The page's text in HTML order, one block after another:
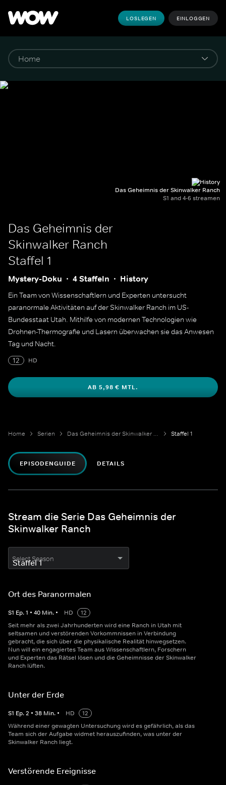
LOSLEGEN EINLOGGEN
Das Geheimnis der Skinwalker Ranch
S1 and 4-6 streamen
Das Geheimnis der
Skinwalker Ranch
Staffel 1
Mystery-Doku 4 Staffeln History
Ein Team von Wissenschaftlern und Experten untersucht
paranormale Aktivitäten auf der Skinwalker Ranch im US-
Bundesstaat Utah. Mithilfe von modernen Technologien wie
Drohnen-Thermografie und Lasern überwachen sie das Anwesen
Tag und Nacht.
12
HD
AB 5,98 € MTL.
Home Serien Das Geheimnis der Skinwalker Ranch Staffel 1
EPISODENGUIDE DETAILS
Stream die Serie Das Geheimnis der
Skinwalker Ranch
Select Season
Ort des Paranormalen
S1 Ep.1 • 40 Min. • HD
12
Seit mehr als zwei Jahrhunderten wird eine Ranch in Utah mit
seltsamen und verstörenden Vorkommnissen in Verbindung
gebracht, die sich über die physikalische Realität hinwegsetzen.
Nun will ein engagiertes Team aus Wissenschaftlern, Forschern
und Experten das Rätsel lösen und die Geheimnisse der Skinwalker
Ranch lüften.
Unter der Erde
S1 Ep.2 • 38 Min. • HD
12
Während einer gewagten Untersuchung wird es gefährlich, als das
Team sich der Aufgabe widmet herauszufinden, was unter der
Skinwalker Ranch liegt.
Verstörende Ereignisse